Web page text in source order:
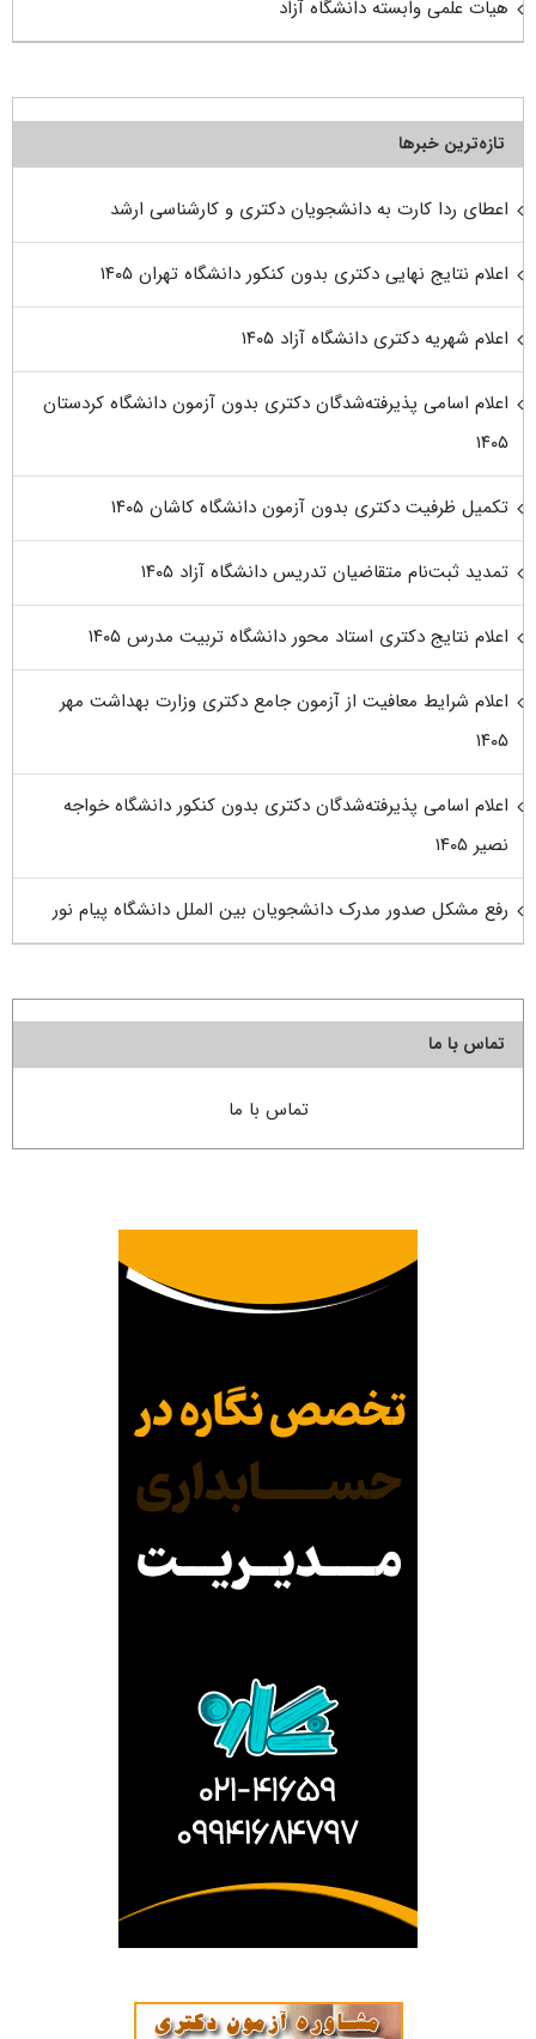
هیات علمی وابسته دانشگاه آزاد
تازه‌ترین خبرها
اعطای ردا کارت به دانشجویان دکتری و کارشناسی ارشد
اعلام نتایج نهایی دکتری بدون کنکور دانشگاه تهران ۱۴۰۵
اعلام شهریه دکتری دانشگاه آزاد ۱۴۰۵
اعلام اسامی پذیرفته‌شدگان دکتری بدون آزمون دانشگاه کردستان
۱۴۰۵
تکمیل ظرفیت دکتری بدون آزمون دانشگاه کاشان ۱۴۰۵
تمدید ثبت‌نام متقاضیان تدریس دانشگاه آزاد ۱۴۰۵
اعلام نتایج دکتری استاد محور دانشگاه تربیت مدرس ۱۴۰۵
اعلام شرایط معافیت از آزمون جامع دکتری وزارت بهداشت مهر
۱۴۰۵
اعلام اسامی پذیرفته‌شدگان دکتری بدون کنکور دانشگاه خواجه
نصیر ۱۴۰۵
رفع مشکل صدور مدرک دانشجویان بین الملل دانشگاه پیام نور
تماس با ما
تماس با ما